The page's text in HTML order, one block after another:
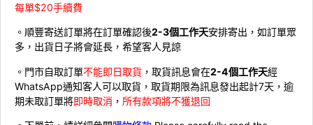
每單$20手續費
。順豐寄送訂單將在訂單確認後2-3個工作天安排寄出，如訂單眾
多，出貨日子將會延長，希望客人見諒
。門市自取訂單不能即日取貨 ，取貨訊息會在2-4個工作天經
WhatsApp通知客人可以取貨，取貨期限為訊息發出起計7天，逾
期未取訂單將即時取消 ， 所有款項將不獲退回